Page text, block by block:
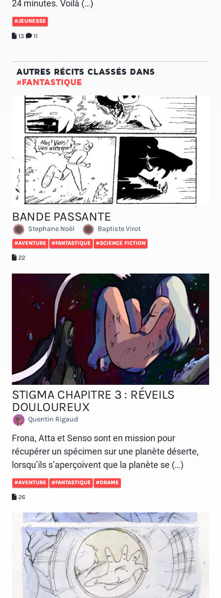
24 minutes. Voilà (…)
#JEUNESSE
13 11
AUTRES RÉCITS CLASSÉS DANS
#FANTASTIQUE
BANDE PASSANTE
Stephane Noël Baptiste Virot
#AVENTURE #FANTASTIQUE #SCIENCE FICTION
22
STIGMA CHAPITRE 3 : RÉVEILS
DOULOUREUX
Quentin Rigaud
Frona, Atta et Senso sont en mission pour
récupérer un spécimen sur une planète déserte,
lorsqu’ils s’aperçoivent que la planète se (…)
#AVENTURE #FANTASTIQUE #DRAME
26